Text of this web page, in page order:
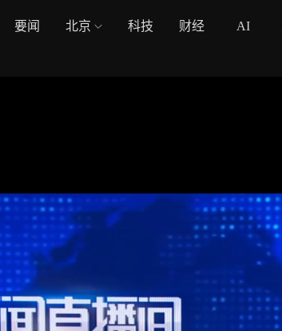
要闻 北京 科技 财经 AI